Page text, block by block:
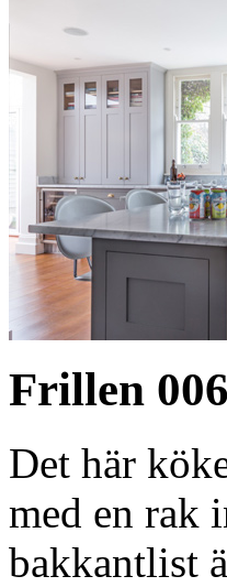
Frillen 006
Det här
med en rak
bakkantlist